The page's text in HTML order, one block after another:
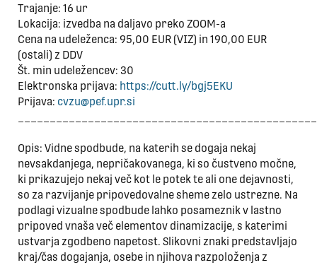
Trajanje: 16 ur
Lokacija: izvedba na daljavo preko ZOOM-a
Cena na udeleženca: 95,00 EUR (VIZ) in 190,00 EUR
(ostali) z DDV
Št. min udeležencev: 30
Elektronska prijava: https://cutt.ly/bgj5EKU
Prijava: cvzu@pef.upr.si
Opis: Vidne spodbude, na katerih se dogaja nekaj
nevsakdanjega, nepričakovanega, ki so čustveno močne,
ki prikazujejo nekaj več kot le potek te ali one dejavnosti,
so za razvijanje pripovedovalne sheme zelo ustrezne. Na
podlagi vizualne spodbude lahko posameznik v lastno
pripoved vnaša več elementov dinamizacije, s katerimi
ustvarja zgodbeno napetost. Slikovni znaki predstavljajo
kraj/čas dogajanja, osebe in njihova razpoloženja z